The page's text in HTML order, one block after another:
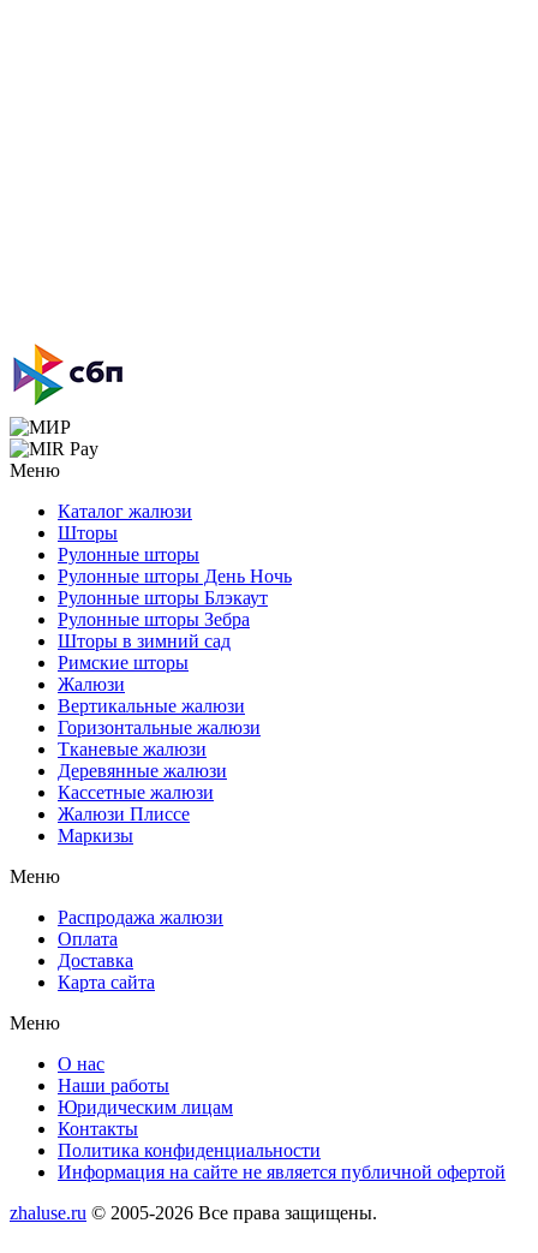
Меню
Каталог жалюзи
Шторы
Рулонные шторы
Рулонные шторы День Ночь
Рулонные шторы Блэкаут
Рулонные шторы Зебра
Шторы в зимний сад
Римские шторы
Жалюзи
Вертикальные жалюзи
Горизонтальные жалюзи
Тканевые жалюзи
Деревянные жалюзи
Кассетные жалюзи
Жалюзи Плиссе
Маркизы
Меню
Распродажа жалюзи
Оплата
Доставка
Карта сайта
Меню
О нас
Наши работы
Юридическим лицам
Контакты
Политика конфиденциальности
Информация на сайте не является публичной офертой
zhaluse.ru © 2005-2026 Все права защищены.